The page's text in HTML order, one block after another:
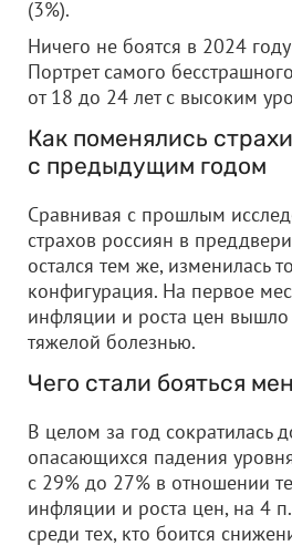
(3%).
Ничего не боятся в 2024
Портрет самого
от 18 до 24 лет с высоким
Как поменялись
с предыдущим годом
Сравнивая с прошлым
страхов россиян в
остался тем же, изменилась
конфигурация. На первое
инфляции и роста цен вышло
тяжелой болезнью.
Чего стали бояться
В целом за год сократилась
опасающихся падения
с 29% до 27% в отношении
инфляции и роста цен, на 4
среди тех, кто боится